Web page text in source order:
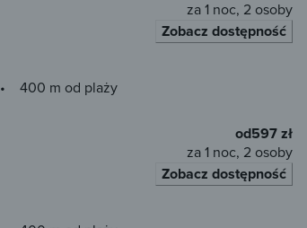
za 1 noc, 2 osoby
Zobacz dostępność
400 m od plaży
od597 zł
za 1 noc, 2 osoby
Zobacz dostępność